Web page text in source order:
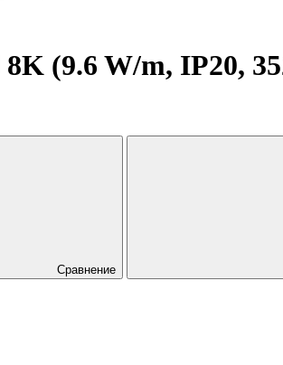
(9.6 W/m, IP20,
Сравнение